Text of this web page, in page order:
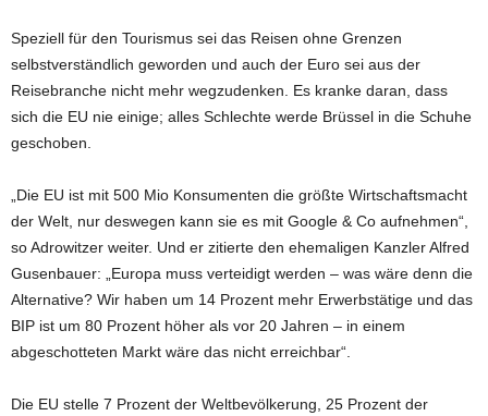
Speziell für den Tourismus sei das Reisen ohne Grenzen
selbstverständlich geworden und auch der Euro sei aus der
Reisebranche nicht mehr wegzudenken. Es kranke daran, dass
sich die EU nie einige; alles Schlechte werde Brüssel in die Schuhe
geschoben.
„Die EU ist mit 500 Mio Konsumenten die größte Wirtschaftsmacht
der Welt, nur deswegen kann sie es mit Google & Co aufnehmen“,
so Adrowitzer weiter. Und er zitierte den ehemaligen Kanzler Alfred
Gusenbauer: „Europa muss verteidigt werden – was wäre denn die
Alternative? Wir haben um 14 Prozent mehr Erwerbstätige und das
BIP ist um 80 Prozent höher als vor 20 Jahren – in einem
abgeschotteten Markt wäre das nicht erreichbar“.
Die EU stelle 7 Prozent der Weltbevölkerung, 25 Prozent der